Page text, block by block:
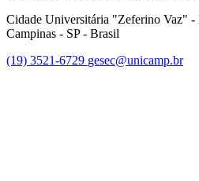
Cidade Universitária "Zeferino Vaz" -
Campinas - SP - Brasil
(19) 3521-6729 gesec@unicamp.br